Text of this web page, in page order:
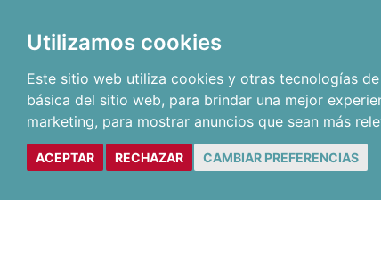
Utilizamos cookies
Este sitio web utiliza cookies y otras tecnologías
básica del sitio web, para brindar una mejor
marketing, para mostrar anuncios que sean más
ACEPTAR RECHAZAR CAMBIAR PREFERENCIAS